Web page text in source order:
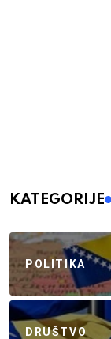
KATEGORIJE
POLITIKA
DRUŠTVO